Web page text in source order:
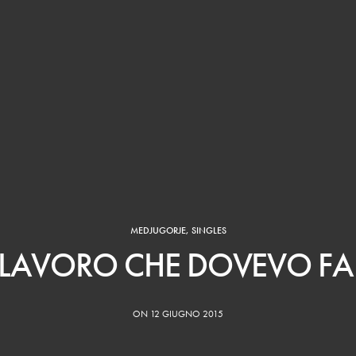
MEDJUGORJE, SINGLES
CHE DOVEVO
ON 12 GIUGNO 2015